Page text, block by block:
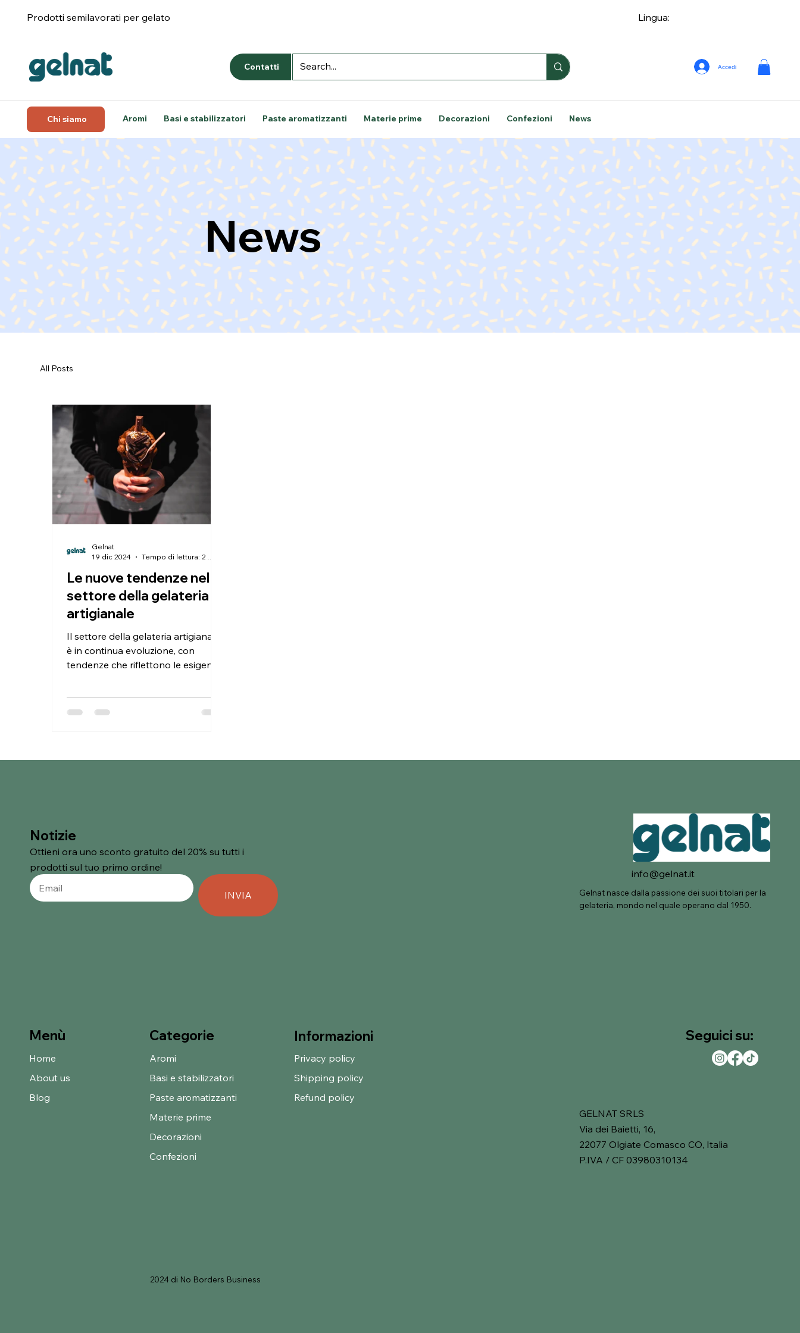
Lingua:
Prodotti semilavorati per gelato
Accedi
Contatti
Chi siamo Aromi Basi e stabilizzatori Paste aromatizzanti Materie prime Decorazioni Confezioni News
News
All Posts
Le nuove tendenze nel
settore della gelateria
artigianale
Il settore della gelateria artigianale
è in continua evoluzione, con
tendenze che riflettono le esigenze
Gelnat
19 dic 2024
Tempo di lettura: 2 min
Notizie
Ottieni ora uno sconto gratuito del 20% su tutti i
prodotti sul tuo primo ordine!
INVIA
info@gelnat.it
Gelnat nasce dalla passione dei suoi titolari per la
gelateria, mondo nel quale operano dal 1950.
Informazioni
Privacy policy
Shipping policy
Refund policy
Categorie
Aromi
Basi e stabilizzatori
Paste aromatizzanti
Materie prime
Decorazioni
Confezioni
Menù
Home
About us
Blog
Seguici su:
GELNAT SRLS
Via dei Baietti, 16,
22077 Olgiate Comasco CO, Italia
P.IVA / CF 03980310134
2024 di No Borders Business